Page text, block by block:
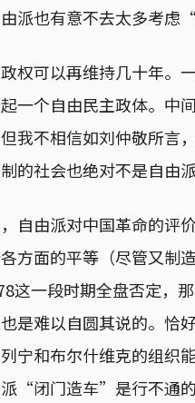
派也有意不去太多考虑
权可以再维持几十年。
一个自由民主政体。中
我不相信如刘仲敬所言
社会也绝对不是自由派
自由派对中国革命的评
方面的平等（尽管又制
这一段时期全盘否定，
是难以自圆其说的。恰
宁和布尔什维克的组织
“闭门造车”是行不通